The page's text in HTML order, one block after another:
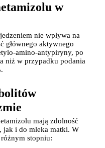
w
nie wpływa na
głównego aktywnego
amino-antypiryny, po
niż w przypadku podania
mają zdolność
jak i do mleka matki. W
stopniu: